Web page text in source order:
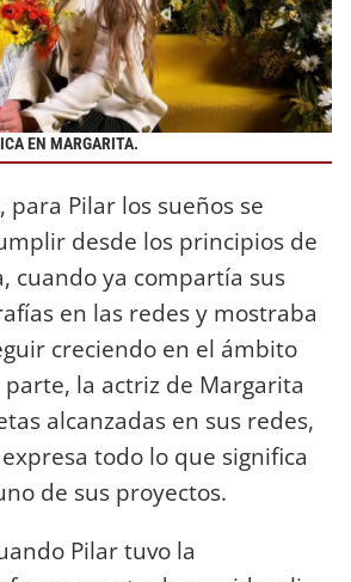
EN MARGARITA.
para Pilar los sueños se
desde los principios de
cuando ya compartía sus
en las redes y mostraba
creciendo en el ámbito
la actriz de Margarita
alcanzadas en sus redes,
todo lo que significa
de sus proyectos.
Pilar tuvo la